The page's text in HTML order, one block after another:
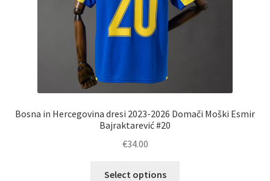
Bosna in Hercegovina dresi 2023-2026 Domači Moški Esmir
Bajraktarević #20
€34.00
Select options